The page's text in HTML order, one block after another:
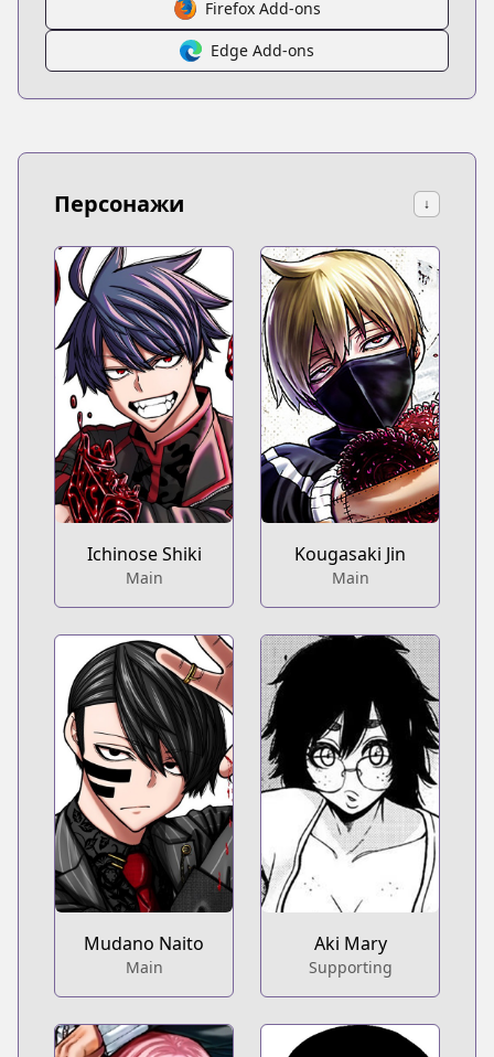
Firefox Add-ons
Edge Add-ons
Персонажи ↓
Ichinose Shiki
Main
Kougasaki Jin
Main
Mudano Naito
Main
Aki Mary
Supporting